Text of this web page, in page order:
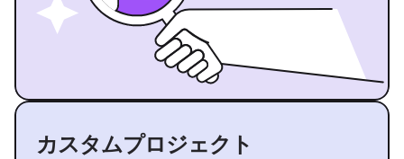
カスタムプロジェクト